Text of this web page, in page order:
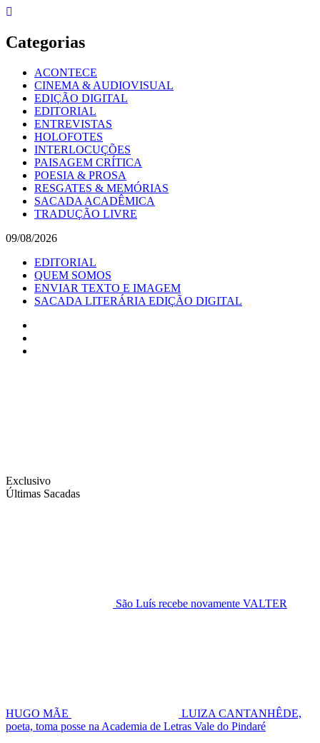
Skip
content
Categorias
ACONTECE
CINEMA & AUDIOVISUAL
EDIÇÃO DIGITAL
EDITORIAL
ENTREVISTAS
HOLOFOTES
INTERLOCUÇÕES
PAISAGEM CRÍTICA
POESIA & PROSA
RESGATES & MEMÓRIAS
SACADA ACADÊMICA
TRADUÇÃO LIVRE
09/08/2026
EDITORIAL
QUEM SOMOS
ENVIAR TEXTO E IMAGEM
SACADA LITERÁRIA EDIÇÃO DIGITAL
Exclusivo
Últimas Sacadas
São Luís recebe novamente VALTER
HUGO MÃE
LUIZA CANTANHÊDE,
poeta, toma posse na Academia de Letras Vale do Pindaré